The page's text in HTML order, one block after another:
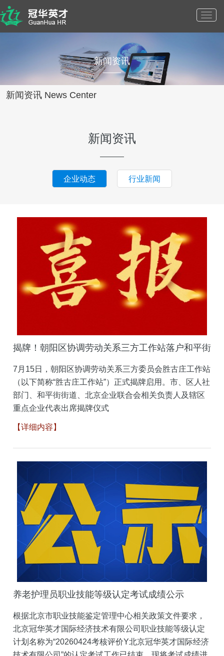
新闻资讯
新闻资讯 News Center
新闻资讯
企业动态 行业新闻
揭牌！朝阳区协调劳动关系三方工作站落户和平街
7月15日，朝阳区协调劳动关系三方委员会胜古庄工作站
（以下简称“胜古庄工作站”）正式揭牌启用。市、区人社
部门、和平街街道、北京企业联合会相关负责人及辖区
重点企业代表出席揭牌仪式
【详细内容】
养老护理员职业技能等级认定考试成绩公示
根据北京市职业技能鉴定管理中心相关政策文件要求，
北京冠华英才国际经济技术有限公司职业技能等级认定
计划名称为“20260424考核评价Y北京冠华英才国际经济